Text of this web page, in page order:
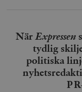
NärExpressen
tydlig
politiska